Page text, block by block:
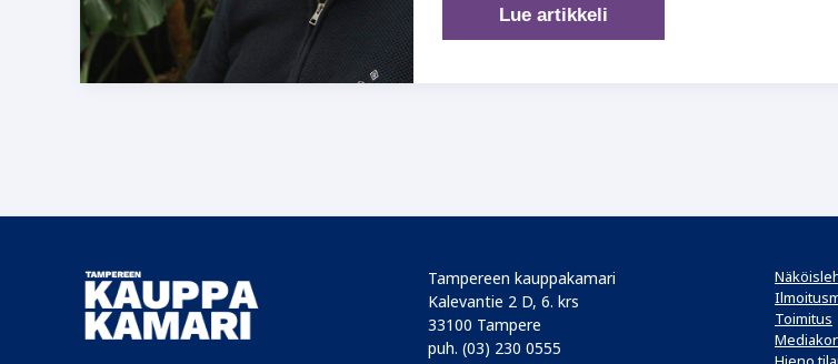
Sitkeys
avasi
Lue artikkeli
Tampereen kauppakamari
Kalevantie 2 D, 6. krs
33100 Tampere
puh. (03) 230 0555
Toimitus